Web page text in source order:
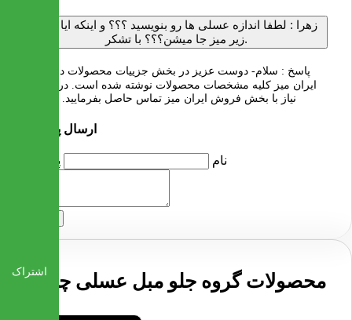
زهرا : لطفا اندازه عسلی ها رو بنویسید ؟؟؟ و اینکه ایا کاملا
زیر میز جا میشن؟؟؟ با تشکر.
پاسخ : سلام- دوست عزیز در بخش جزییات محصولات در سایت
ایران میز کلیه مشخصات محصولات نوشته شده است. در صورت
نیاز با بخش فروش ایران میز تماس حاصل بفرمایید. با تشکر
ارسال پرسش
نام پرسش
محصولات گروه جلو مبل عسلی چوبی
اشتراک